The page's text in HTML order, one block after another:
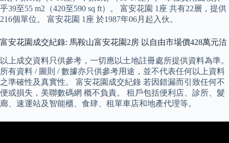
乎39至55 m2（420至590 sq ft）。 富安花園 1座 共有22層，提供
216個單位。 富安花園 1座 於1987年06月起入伙。
富安花園成交紀錄: 馬鞍山富安花園2房 以自由市場價428萬元沽
以上成交資料只供參考，一切應以土地註冊處所提供資料為準。
所有資料 / 圖則 / 數據亦只供參考用途，並不代表任何以上資料
之準確性及真實性。 富安花園成交紀錄 若因錯漏而引致任何不
便或損失，美聯數碼網 概不負責。 租戶包括便利店、診所、髮
廊、速運站及智能櫃、食肆、租單車店和地產代理等。